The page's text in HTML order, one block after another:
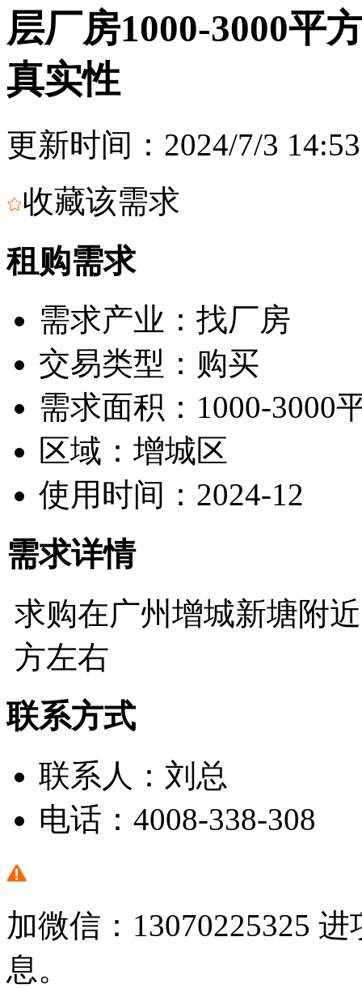
层厂房1000-3000平
真实性
更新时间：2024/7/3
收藏该需求
租购需求
需求产业： 找厂房
交易类型： 购买
需求面积： 1000-3000
区域： 增城区
使用时间： 2024-12
需求详情
求购在广州增城新塘附
方左右
联系方式
联系人： 刘总
电话： 4008-338-308
加微信：13070225325
息。